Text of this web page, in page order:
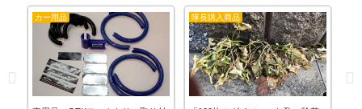
カー用品 隊長購入商品